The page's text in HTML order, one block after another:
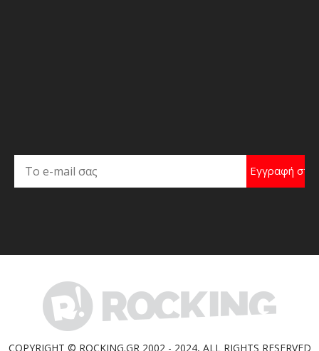
COPYRIGHT © ROCKING.GR 2002 - 2024, ALL RIGHTS RESERVED